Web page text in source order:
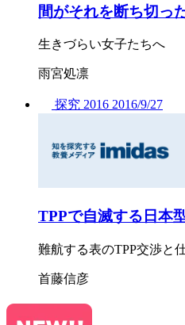
間がそれを断ち切っ
生きづらい女子たちへ
雨宮処凛
探究 2016 2016/9/27
TPPで自滅する日本
難航する表のTPP交渉と
首藤信彦